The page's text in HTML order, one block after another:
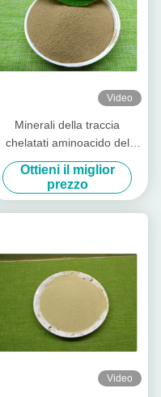
Video
Minerali della traccia
chelatati aminoacido del
potassio di 40% per la
piantatura della banana
Ottieni il miglior
prezzo
Video